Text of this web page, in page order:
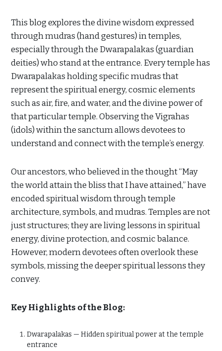
This blog explores the divine wisdom expressed
through mudras (hand gestures) in temples,
especially through the Dwarapalakas (guardian
deities) who stand at the entrance. Every temple has
Dwarapalakas holding specific mudras that
represent the spiritual energy, cosmic elements
such as air, fire, and water, and the divine power of
that particular temple. Observing the Vigrahas
(idols) within the sanctum allows devotees to
understand and connect with the temple’s energy.
Our ancestors, who believed in the thought “May
the world attain the bliss that I have attained,” have
encoded spiritual wisdom through temple
architecture, symbols, and mudras. Temples are not
just structures; they are living lessons in spiritual
energy, divine protection, and cosmic balance.
However, modern devotees often overlook these
symbols, missing the deeper spiritual lessons they
convey.
Key Highlights of the Blog:
Dwarapalakas — Hidden spiritual power at the temple
entrance